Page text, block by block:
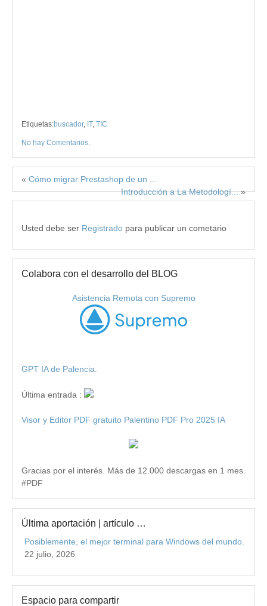
Etiquetas:buscador, IT, TIC
No hay Comentarios.
« Cómo migrar Prestashop de un ...
Introducción a La Metodologí...»
Usted debe ser Registrado para publicar un cometario
Colabora con el desarrollo del BLOG
Asistencia Remota con Supremo
GPT IA de Palencia.
Última entrada :
Visor y Editor PDF gratuito Palentino PDF Pro 2025 IA
Gracias por el interés. Más de 12.000 descargas en 1 mes.
#PDF
Última aportación | artículo …
Posiblemente, el mejor terminal para Windows del mundo.
22 julio, 2026
Espacio para compartir